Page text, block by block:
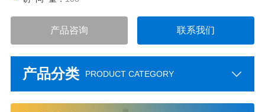
产品咨询 联系我们
产品分类 PRODUCT CATEGORY